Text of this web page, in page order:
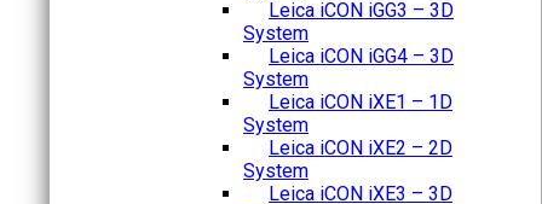
Leica iCON iGG3 – 3D
System
Leica iCON iGG4 – 3D
System
Leica iCON iXE1 – 1D
System
Leica iCON iXE2 – 2D
System
Leica iCON iXE3 – 3D